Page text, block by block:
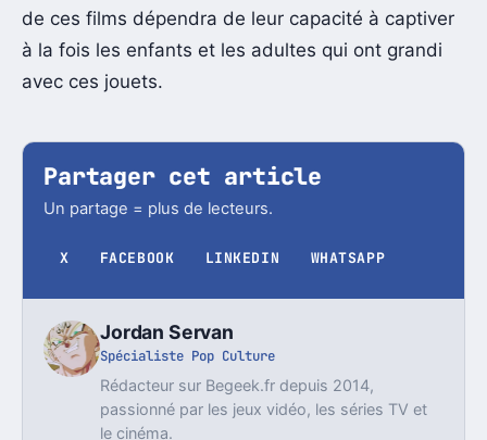
de ces films dépendra de leur capacité à captiver
à la fois les enfants et les adultes qui ont grandi
avec ces jouets.
Partager cet article
Un partage = plus de lecteurs.
X FACEBOOK LINKEDIN WHATSAPP
Jordan Servan
Spécialiste Pop Culture
Rédacteur sur Begeek.fr depuis 2014,
passionné par les jeux vidéo, les séries TV et
le cinéma.